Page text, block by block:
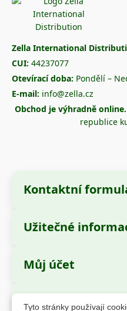
Tyto stránky používají
Zella International
CUI: 44237077
Otevírací doba: Pondělí –
E-mail: info@zella.cz
Obchod je výhradně online.
republice
Kontaktní
Název společnosti:
Distribution SRL
Sídlo:Strada Cuza
București, 040283,
Užitečné
Jak objednávat?
Způsoby platby
Můj účet
Moje objednávky
Bezpečné platby